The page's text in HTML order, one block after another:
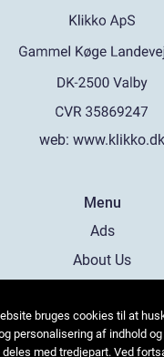
web: www.klikko.dk
Menu
Ads
About Us
Contact
Sitemap
bruges cookies til at
personalisering af indhold og
med tredjepart. Ved